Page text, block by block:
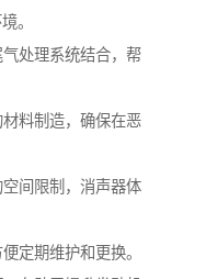
。
处理系统结合，帮
料制造，确保在恶
间限制，消声器体
定期维护和更换。